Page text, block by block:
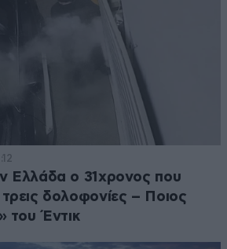
Ελλάδα ο 31χρονος που
τρεις δολοφονίες – Ποιος
του Έντικ